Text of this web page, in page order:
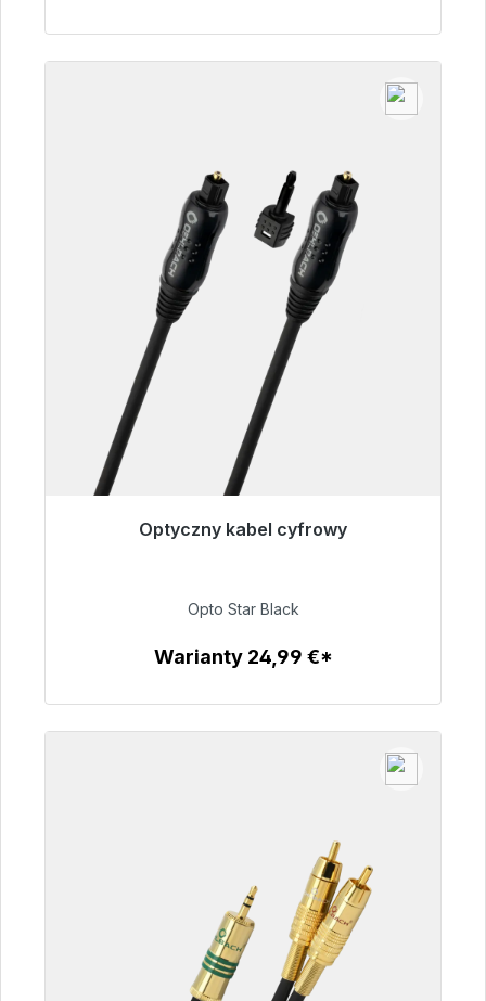
Optyczny kabel cyfrowy
Gotowy do natychmiastowej wysyłki, czas
93,00 €
Opto Star Black
Warianty 24,99 €*